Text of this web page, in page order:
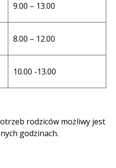
9.00 – 13.00
8.00 – 12.00
10.00 -13.00
rodziców możliwy jest
godzinach.